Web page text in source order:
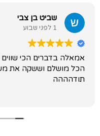
שביט בן צבי
1 לפני שבוע
בדברים הכי שווים בעולם
וששקה את משהו